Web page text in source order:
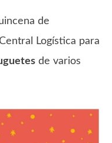
de
Logística para
de varios